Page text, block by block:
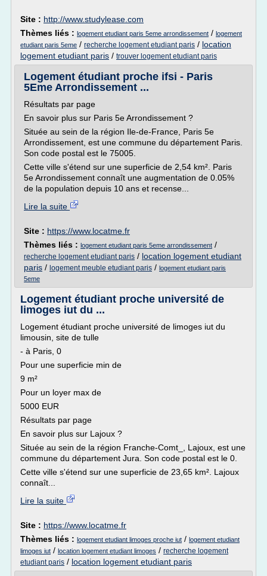
Site : http://www.studylease.com
Thèmes liés : logement etudiant paris 5eme arrondissement / logement
etudiant paris 5eme / recherche logement etudiant paris / location
logement etudiant paris / trouver logement etudiant paris
Logement étudiant proche ifsi - Paris
5Eme Arrondissement ...
Résultats par page
En savoir plus sur Paris 5e Arrondissement ?
Située au sein de la région Ile-de-France, Paris 5e
Arrondissement, est une commune du département Paris.
Son code postal est le 75005.
Cette ville s'étend sur une superficie de 2,54 km². Paris
5e Arrondissement connaît une augmentation de 0.05%
de la population depuis 10 ans et recense...
Lire la suite
Site : https://www.locatme.fr
Thèmes liés : logement etudiant paris 5eme arrondissement /
recherche logement etudiant paris / location logement etudiant
paris / logement meuble etudiant paris / logement etudiant paris
5eme
Logement étudiant proche université de
limoges iut du ...
Logement étudiant proche université de limoges iut du
limousin, site de tulle
- à Paris, 0
Pour une superficie min de
9 m²
Pour un loyer max de
5000 EUR
Résultats par page
En savoir plus sur Lajoux ?
Située au sein de la région Franche-Comt_, Lajoux, est une
commune du département Jura. Son code postal est le 0.
Cette ville s'étend sur une superficie de 23,65 km². Lajoux
connaît...
Lire la suite
Site : https://www.locatme.fr
Thèmes liés : logement etudiant limoges proche iut / logement etudiant
limoges iut / location logement etudiant limoges / recherche logement
etudiant paris / location logement etudiant paris